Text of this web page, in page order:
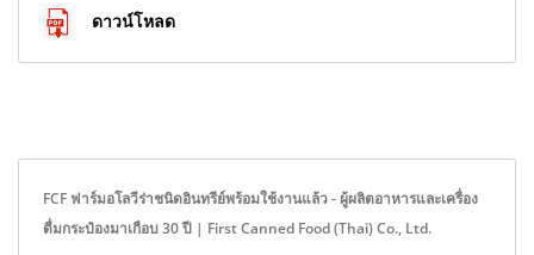
ดาวน์โหลด
FCF ฟาร์มอโลวีร่าชนิดอินทรีย์พร้อมใช้งานแล้ว - ผู้ผลิตอาหารและเครื่อง
ดื่มกระป๋องมาเกือบ 30 ปี | First Canned Food (Thai) Co., Ltd.